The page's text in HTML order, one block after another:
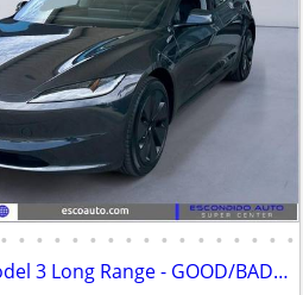
• • • • • • • • • • • • • • • • •
2025 Tesla Model 3 Long Range - GOOD/BAD/NO CREDIT OK!